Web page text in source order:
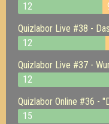
12
Quizlabor Live #38 -
12
Quizlabor Live #37 -
12
Quizlabor Online #36 -
15